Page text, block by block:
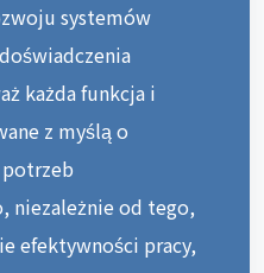
systemów
każda funkcja i
z myślą o
potrzeb
niezależnie od tego,
efektywności pracy,